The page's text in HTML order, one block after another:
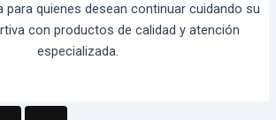
para quienes desean continuar cuidando su
con productos de calidad y atención
especializada.